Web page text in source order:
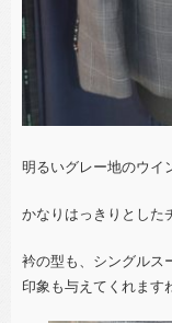
明るいグレー地のウイ
かなりはっきりとした
衿の型も、シングルス
印象も与えてくれます